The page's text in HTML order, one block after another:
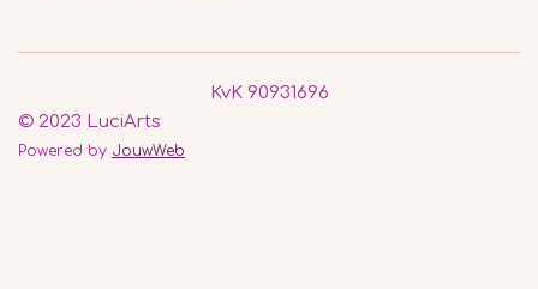
KvK 90931696
© 2023 LuciArts
Powered by JouwWeb